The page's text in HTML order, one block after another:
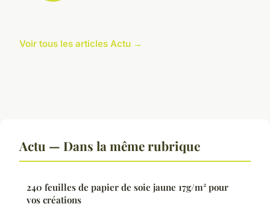
Voir tous les articles Actu →
Actu — Dans la même rubrique
240 feuilles de papier de soie jaune 17g/m² pour
vos créations